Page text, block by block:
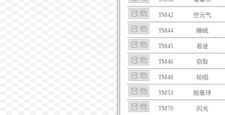
TM42 空元气
TM44 睡眠
TM45 着迷
TM46 窃取
TM48 轮唱
TM53 能量球
TM70 闪光